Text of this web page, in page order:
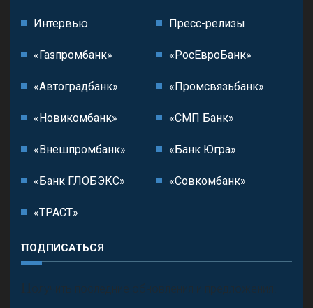
Интервью Пресс-релизы
«Газпромбанк» «РосЕвроБанк»
«Автоградбанк» «Промсвязьбанк»
«Новикомбанк» «СМП Банк»
«Внешпромбанк» «Банк Югра»
«Банк ГЛОБЭКС» «Совкомбанк»
«ТРАСТ»
ПОДПИСАТЬСЯ
П олучить последние обновления и предложения.